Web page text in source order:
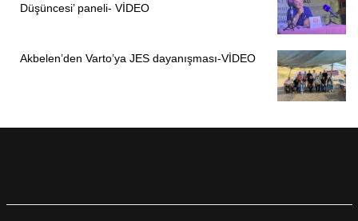
Düşüncesi’ paneli- VİDEO
Akbelen’den Varto’ya JES dayanışması-VİDEO